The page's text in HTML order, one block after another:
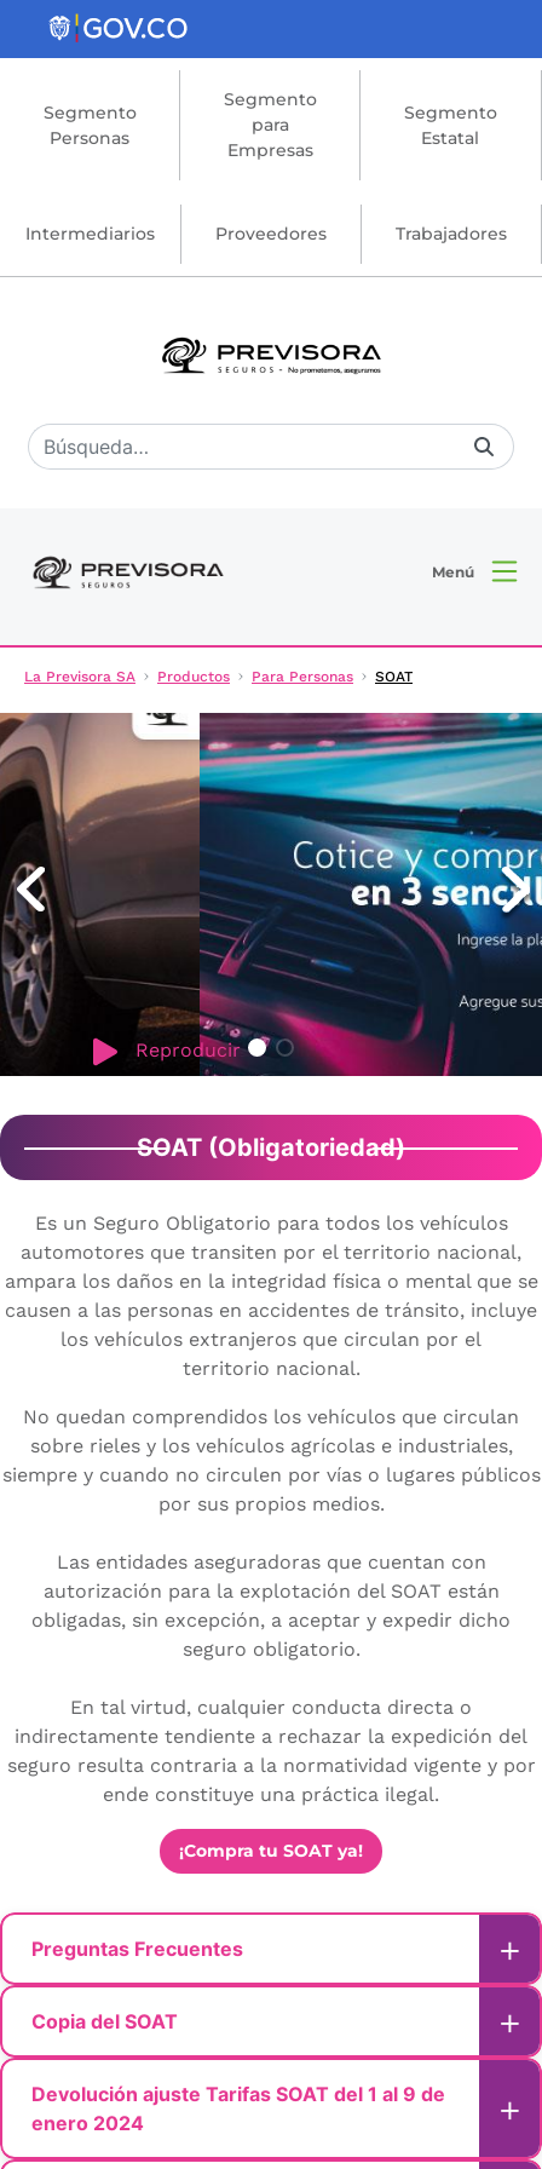
Saltar al contenido principal
Segmento
Personas
Segmento
para
Empresas
Segmento
Estatal
Intermediarios Proveedores Trabajadores
Menú
La Previsora SA Productos Para Personas SOAT
Reproducir
SOAT (Obligatoriedad)
Es un Seguro Obligatorio para todos los vehículos
automotores que transiten por el territorio nacional,
ampara los daños en la integridad física o mental que se
causen a las personas en accidentes de tránsito, incluye
los vehículos extranjeros que circulan por el
territorio nacional.
No quedan comprendidos los vehículos que circulan
sobre rieles y los vehículos agrícolas e industriales,
siempre y cuando no circulen por vías o lugares públicos
por sus propios medios.
Las entidades aseguradoras que cuentan con
autorización para la explotación del SOAT están
obligadas, sin excepción, a aceptar y expedir dicho
seguro obligatorio.
En tal virtud, cualquier conducta directa o
indirectamente tendiente a rechazar la expedición del
seguro resulta contraria a la normatividad vigente y por
ende constituye una práctica ilegal.
¡Compra tu SOAT ya!
Preguntas Frecuentes
Resuelva sus dudas
Copia del SOAT
Ahora también puedes descargar la copia del SOAT
Devolución ajuste Tarifas SOAT del 1 al 9 de
enero 2024